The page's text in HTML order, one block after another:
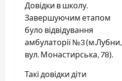
Довідки в школу.
Завершуючим етапом
було відвідування
амбулаторії №3 (м.Лубни,
вул. Монастирська, 78).
Такі довідки діти